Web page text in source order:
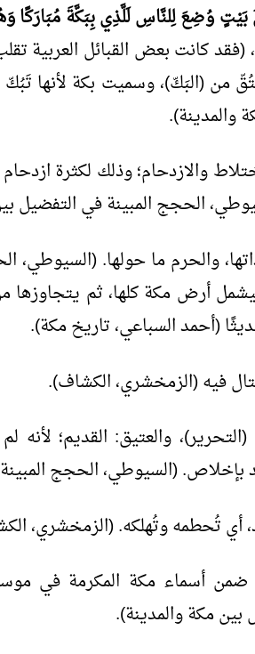
وُضِعَ لِلنَّاسِ لَلَّذِي بِبَكَّةَ مُبَارَكًا
كانت بعض القبائل العربية
من (البَكّ)، وسميت بكة لأنها تَبُكّ
والمدينة).
والازدحام؛ وذلك لكثرة
الحجج المبينة في التفضيل
والحرم ما حولها.
أرض مكة كلها، ثم يتجاوزها
(أحمد السباعي، تاريخ مكة).
فيه (الزمخشري، الكشاف).
والعتيق: القديم؛ لأنه
بإخلاص. (السيوطي، الحجج
أي تُحطمه وتُهلكه. (الزمخشري،
أسماء مكة المكرمة في
مكة والمدينة).